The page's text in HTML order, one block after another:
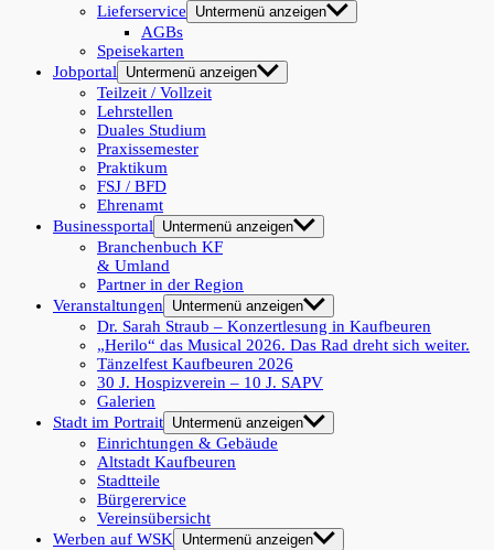
Lieferservice
Untermenü anzeigen
AGBs
Speisekarten
Jobportal
Untermenü anzeigen
Teilzeit / Vollzeit
Lehrstellen
Duales Studium
Praxissemester
Praktikum
FSJ / BFD
Ehrenamt
Businessportal
Untermenü anzeigen
Branchenbuch KF
& Umland
Partner in der Region
Veranstaltungen
Untermenü anzeigen
Dr. Sarah Straub – Konzertlesung in Kaufbeuren
„Herilo“ das Musical 2026. Das Rad dreht sich weiter.
Tänzelfest Kaufbeuren 2026
30 J. Hospizverein – 10 J. SAPV
Galerien
Stadt im Portrait Untermenü anzeigen
Einrichtungen & Gebäude
Altstadt Kaufbeuren
Stadtteile
Bürgerervice
Vereinsübersicht
Werben auf WSK
Untermenü anzeigen